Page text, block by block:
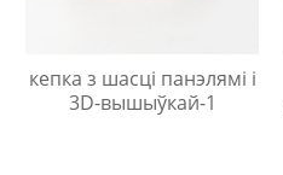
кепка з шасці панэлямі і
3D-вышыўкай-1